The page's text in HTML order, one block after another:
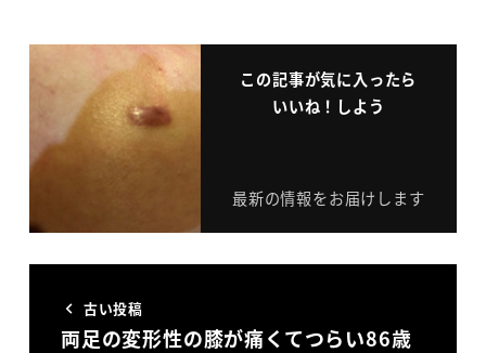
この記事が気に入ったら
いいね！しよう
最新の情報をお届けします
古い投稿
両足の変形性の膝が痛くてつらい86歳